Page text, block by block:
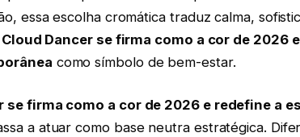
essa escolha cromática traduz calma,
Cloud Dancer se firma como a cor de 2026
como símbolo de bem-estar.
se firma como a cor de 2026 e redefine a
a atuar como base neutra estratégica.